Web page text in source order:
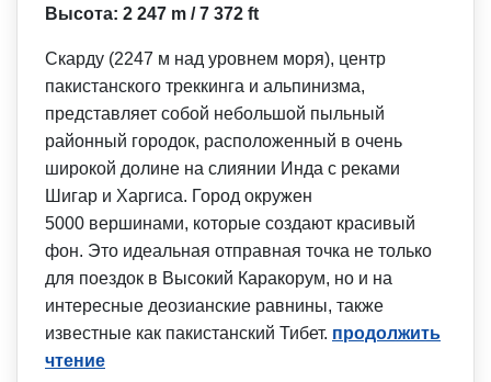
Высота: 2 247 m / 7 372 ft
Скарду (2247 м над уровнем моря), центр
пакистанского треккинга и альпинизма,
представляет собой небольшой пыльный
районный городок, расположенный в очень
широкой долине на слиянии Инда с реками
Шигар и Харгиса. Город окружен
5000 вершинами, которые создают красивый
фон. Это идеальная отправная точка не только
для поездок в Высокий Каракорум, но и на
интересные деозианские равнины, также
известные как пакистанский Тибет. продолжить
чтение